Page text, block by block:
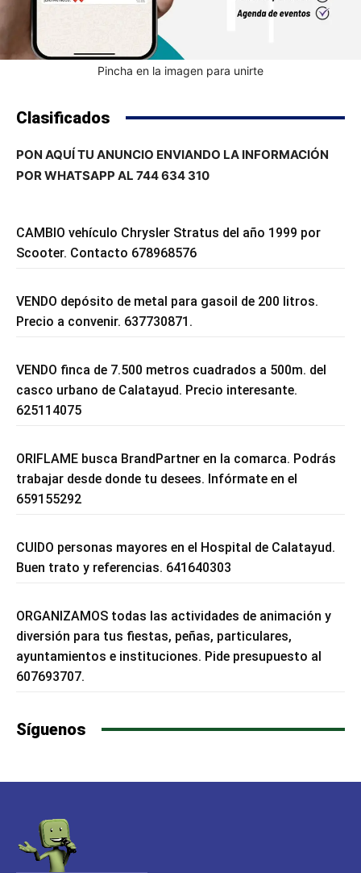
Pincha en la imagen para unirte
Clasificados
PON AQUÍ TU ANUNCIO ENVIANDO LA INFORMACIÓN
POR WHATSAPP AL 744 634 310
CAMBIO vehículo Chrysler Stratus del año 1999 por
Scooter. Contacto 678968576
VENDO depósito de metal para gasoil de 200 litros.
Precio a convenir. 637730871.
VENDO finca de 7.500 metros cuadrados a 500m. del
casco urbano de Calatayud. Precio interesante.
625114075
ORIFLAME busca BrandPartner en la comarca. Podrás
trabajar desde donde tu desees. Infórmate en el
659155292
CUIDO personas mayores en el Hospital de Calatayud.
Buen trato y referencias. 641640303
ORGANIZAMOS todas las actividades de animación y
diversión para tus fiestas, peñas, particulares,
ayuntamientos e instituciones. Pide presupuesto al
607693707.
Síguenos